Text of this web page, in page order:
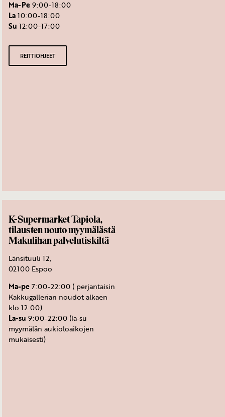
Ma-Pe9:00-18:00
La10:00-18:00
Su 12:00-17:00
REITTIOHJEET
K-Supermarket Tapiola,
tilausten nouto myymälästä
Makulihan palvelutiskiltä
Länsituuli 12,
02100 Espoo
Ma-pe7:00-22:00 ( perjantaisin
Kakkugallerian noudot alkaen
klo 12:00)
La-su 9:00-22:00 (la-su
myymälän aukioloaikojen
mukaisesti)